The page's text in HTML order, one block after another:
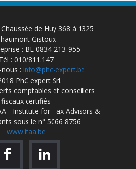
de Huy 368 à 1325
Gistoux
: BE 0834-213-955
Tél : 010/811.147
: info@phc-expert.be
PhC expert Srl.
comptables et conseillers
fiscaux certifiés
- Institute for Tax Advisors &
sous le n° 5066 8756
www.itaa.be